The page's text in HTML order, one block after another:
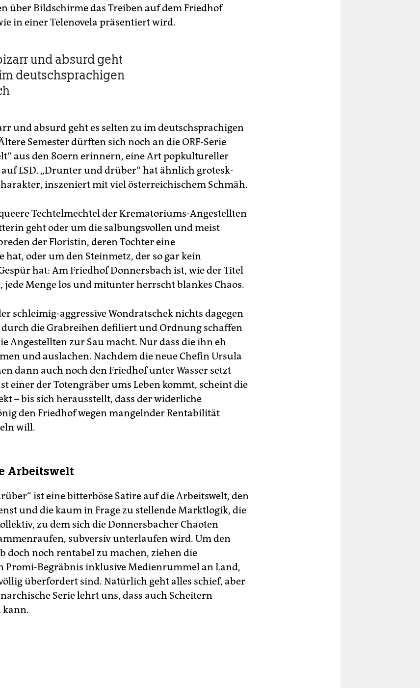
über Bildschirme das Treiben auf dem Friedhof
in einer Telenovela präsentiert wird.
und absurd geht
deutschsprachigen
und absurd geht es selten zu im deutschsprachigen
Semester dürften sich noch an die ORF-Serie
aus den 80ern erinnern, eine Art popkultureller
auf LSD. „Drunter und drüber“ hat ähnlich grotesk-
inszeniert mit viel österreichischem Schmäh.
Techtelmechtel der Krematoriums-Angestellten
geht oder um die salbungsvollen und meist
der Floristin, deren Tochter eine
hat, oder um den Steinmetz, der so gar kein
hat: Am Friedhof Donnersbach ist, wie der Titel
jede Menge los und mitunter herrscht blankes Chaos.
schleimig-aggressive Wondratschek nichts dagegen
die Grabreihen defiliert und Ordnung schaffen
Angestellten zur Sau macht. Nur dass die ihn eh
und auslachen. Nachdem die neue Chefin Ursula
dann auch noch den Friedhof unter Wasser setzt
einer der Totengräber ums Leben kommt, scheint die
– bis sich herausstellt, dass der widerliche
den Friedhof wegen mangelnder Rentabilität
will.
Arbeitswelt
ist eine bitterböse Satire auf die Arbeitswelt, den
und die kaum in Frage zu stellende Marktlogik, die
zu dem sich die Donnersbacher Chaoten
subversiv unterlaufen wird. Um den
doch noch rentabel zu machen, ziehen die
Promi-Begräbnis inklusive Medienrummel an Land,
überfordert sind. Natürlich geht alles schief, aber
Serie lehrt uns, dass auch Scheitern
kann.